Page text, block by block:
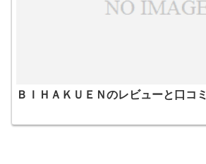
ＢＩＨＡＫＵＥＮのレビューと口コミ